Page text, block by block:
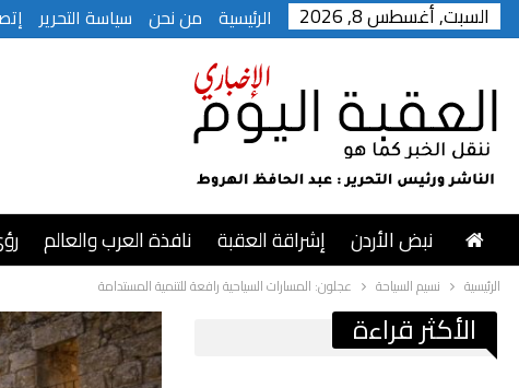
السبت, أغسطس 8, 2026 الرئيسية من نحن سياسة التحرير
نبض الأردن إشراقة العقبة نافذة العرب والعالم
الرئيسية نسيم السياحة عجلون: المسارات السياحية رافعة للتنمية المستدامة
الأكثر قراءة